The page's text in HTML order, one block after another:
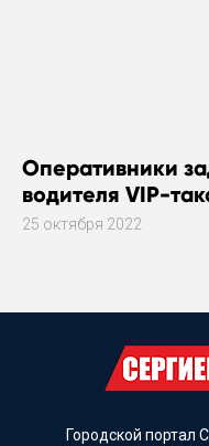
Оперативники
водителя VIP-
25 октября 2022
Городской портал